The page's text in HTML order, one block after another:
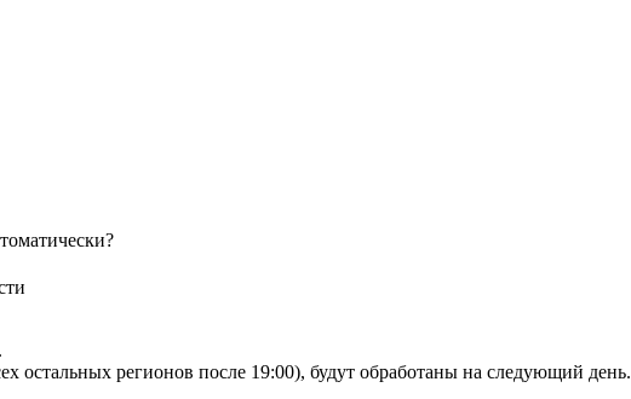
остальных регионов после 19:00), будут обработаны на следующий день.